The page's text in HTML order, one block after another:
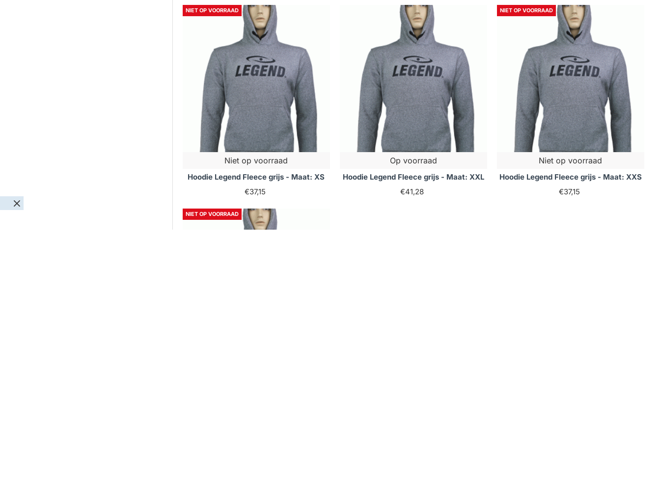
NIET OP VOORRAAD
Niet op voorraad
Hoodie Legend Fleece grijs - Maat: XS
€37,15
Op voorraad
Hoodie Legend Fleece grijs - Maat: XXL
€41,28
NIET OP VOORRAAD
Niet op voorraad
Hoodie Legend Fleece grijs - Maat: XXS
€37,15
NIET OP VOORRAAD